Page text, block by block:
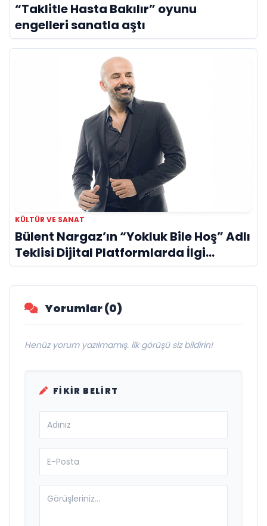
“Taklitle Hasta Bakılır” oyunu
engelleri sanatla aştı
KÜLTÜR VE SANAT
Bülent Nargaz’ın “Yokluk Bile Hoş” Adlı
Teklisi Dijital Platformlarda İlgi
Görmeye Devam Ediyor
Yorumlar (0)
Henüz yorum yazılmamış. İlk görüşü siz bildirin!
FIKIR BELIRT